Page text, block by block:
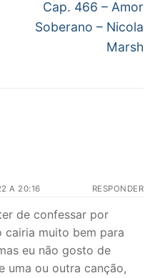
Próximo
post:
Cap. 466 – Amor
Soberano – Nicola
Marsh
A 20:16 RESPONDER
de confessar por
cairia muito bem para
eu não gosto de
uma ou outra canção,